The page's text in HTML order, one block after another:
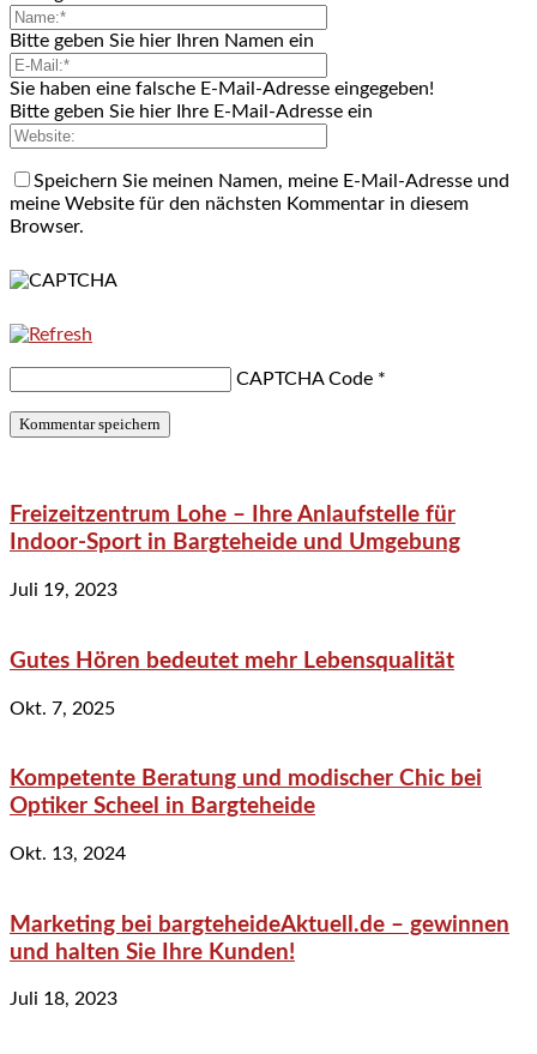
Bitte geben Sie hier Ihren Namen ein
Sie haben eine falsche E-Mail-Adresse eingegeben!
Bitte geben Sie hier Ihre E-Mail-Adresse ein
Speichern Sie meinen Namen, meine E-Mail-Adresse und
meine Website für den nächsten Kommentar in diesem
Browser.
CAPTCHA Code *
Freizeitzentrum Lohe – Ihre Anlaufstelle für
Indoor-Sport in Bargteheide und Umgebung
Juli 19, 2023
Gutes Hören bedeutet mehr Lebensqualität
Okt. 7, 2025
Kompetente Beratung und modischer Chic bei
Optiker Scheel in Bargteheide
Okt. 13, 2024
Marketing bei bargteheideAktuell.de – gewinnen
und halten Sie Ihre Kunden!
Juli 18, 2023